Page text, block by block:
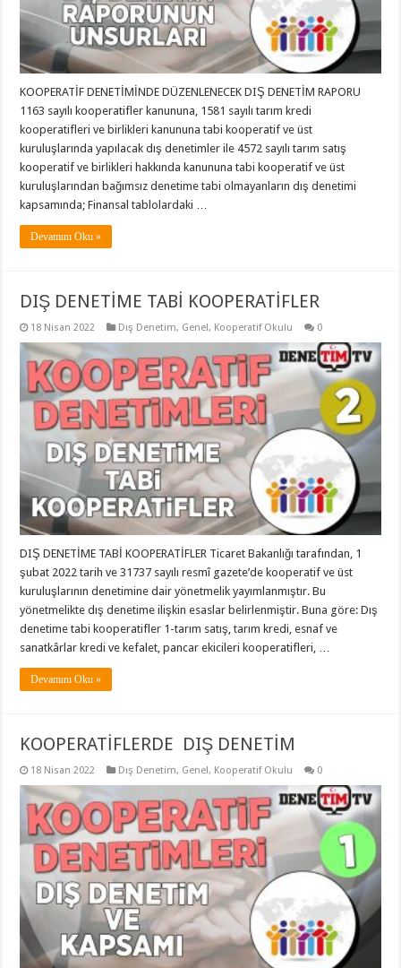
KOOPERATİF DENETİMİNDE DÜZENLENECEK DIŞ DENETİM RAPORU
1163 sayılı kooperatifler kanununa, 1581 sayılı tarım kredi
kooperatifleri ve birlikleri kanununa tabi kooperatif ve üst
kuruluşlarında yapılacak dış denetimler ile 4572 sayılı tarım satış
kooperatif ve birlikleri hakkında kanununa tabi kooperatif ve üst
kuruluşlarından bağımsız denetime tabi olmayanların dış denetimi
kapsamında; Finansal tablolardaki …
Devamını Oku »
DIŞ DENETİME TABİ KOOPERATİFLER
18 Nisan 2022 Dış Denetim, Genel, Kooperatif Okulu 0
DIŞ DENETİME TABİ KOOPERATİFLER Ticaret Bakanlığı tarafından, 1
şubat 2022 tarih ve 31737 sayılı resmî gazete’de kooperatif ve üst
kuruluşlarının denetimine dair yönetmelik yayımlanmıştır. Bu
yönetmelikte dış denetime ilişkin esaslar belirlenmiştir. Buna göre: Dış
denetime tabi kooperatifler 1-tarım satış, tarım kredi, esnaf ve
sanatkârlar kredi ve kefalet, pancar ekicileri kooperatifleri, …
Devamını Oku »
KOOPERATİFLERDE DIŞ DENETİM
18 Nisan 2022 Dış Denetim, Genel, Kooperatif Okulu 0